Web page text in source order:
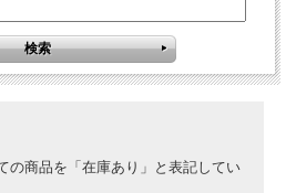
の商品を「在庫あり」と表記してい